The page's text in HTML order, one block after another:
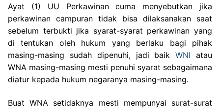
Ayat (1) UU Perkawinan cuma menyebutkan jika
perkawinan campuran tidak bisa dilaksanakan saat
sebelum terbukti jika syarat-syarat perkawinan yang
di tentukan oleh hukum yang berlaku bagi pihak
masing-masing sudah dipenuhi, jadi baikWNI atau
WNA masing-masing mesti penuhi syarat sebagaimana
diatur kepada hukum negaranya masing-masing.
Buat WNA setidaknya mesti mempunyai surat-surat